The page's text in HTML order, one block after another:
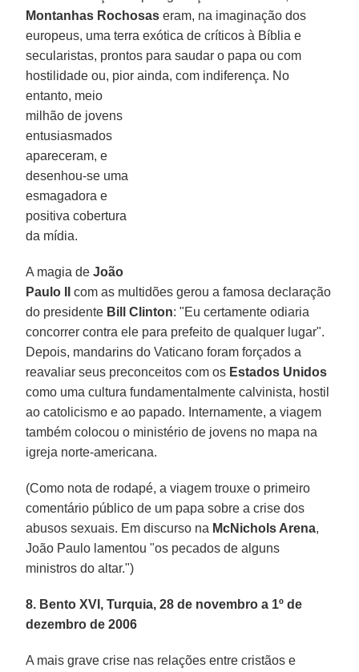
Montanhas Rochosas eram, na imaginação dos
europeus, uma terra exótica de críticos à Bíblia e
secularistas, prontos para saudar o papa ou com
hostilidade ou, pior ainda, com indiferença. No
entanto, meio
milhão de jovens
entusiasmados
apareceram, e
desenhou-se uma
esmagadora e
positiva cobertura
da mídia.
A magia deJoão
Paulo II
com as multidões gerou a famosa declaração
do presidente Bill Clinton: "Eu certamente odiaria
concorrer contra ele para prefeito de qualquer lugar".
Depois, mandarins do Vaticano foram forçados a
reavaliar seus preconceitos com os Estados Unidos
como uma cultura fundamentalmente calvinista, hostil
ao catolicismo e ao papado. Internamente, a viagem
também colocou o ministério de jovens no mapa na
igreja norte-americana.
(Como nota de rodapé, a viagem trouxe o primeiro
comentário público de um papa sobre a crise dos
abusos sexuais. Em discurso na McNichols Arena,
João Paulo lamentou "os pecados de alguns
ministros do altar.")
8. Bento XVI, Turquia, 28 de novembro a 1º de
dezembro de 2006
A mais grave crise nas relações entre cristãos e